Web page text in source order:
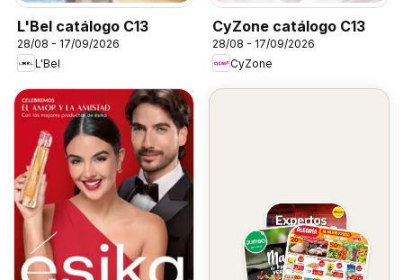
L'Bel catálogo C13
28/08 - 17/09/2026
L'Bel
CyZone catálogo C13
28/08 - 17/09/2026
CyZone